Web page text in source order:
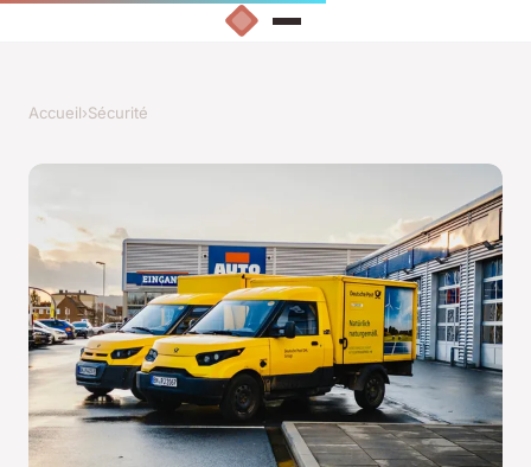
Accueil›Sécurité